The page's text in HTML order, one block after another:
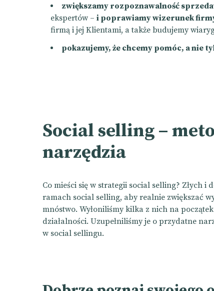
zwiększamy rozpoznawalność
ekspertów – i poprawiamy wizerunek
firmą i jej Klientami, a także budujemy
pokazujemy, że chcemy pomóc, a nie
Social selling –
narzędzia
Co mieści się w strategii social selling? Złych i
ramach social selling, aby realnie zwiększać
mnóstwo. Wyłoniliśmy kilka z nich na
działalności. Uzupełniliśmy je o przydatne
w social sellingu.